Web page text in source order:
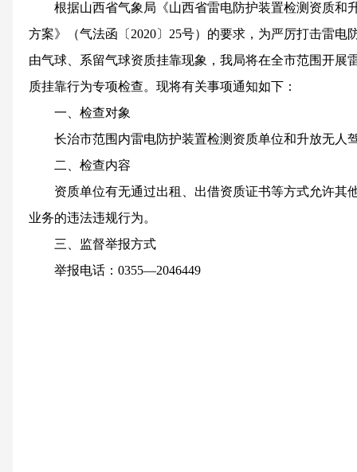
根据山西省气象局《山西省雷电防护装置检测资质和
方案》（气法函〔2020〕25号）的要求，为严厉打击雷电
由气球、系留气球资质挂靠现象，我局将在全市范围开展
质挂靠行为专项检查。现将有关事项通知如下：
一、检查对象
长治市范围内雷电防护装置检测资质单位和升放无人
二、检查内容
资质单位有无通过出租、出借资质证书等方式允许其
业务的违法违规行为。
三、监督举报方式
举报电话：0355—2046449